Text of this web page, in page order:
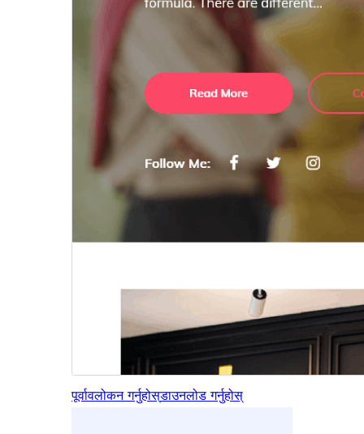
पूर्वावलोकन गर्नुहोस्डाउनलोड गर्नुहोस्